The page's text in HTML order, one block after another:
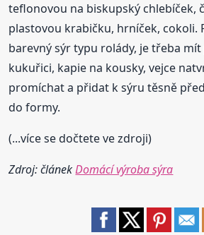
teflonovou na biskupský chlebíček,
plastovou krabičku, hrníček, cokoli.
barevný sýr typu rolády, je třeba
kukuřici, kapie na kousky, vejce
promíchat a přidat k sýru těsně
do formy.
(...více se dočtete ve zdroji)
Zdroj: článekDomácí výroba sýra